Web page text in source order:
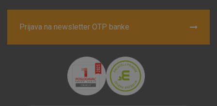
Prijava na newsletter OTP banke